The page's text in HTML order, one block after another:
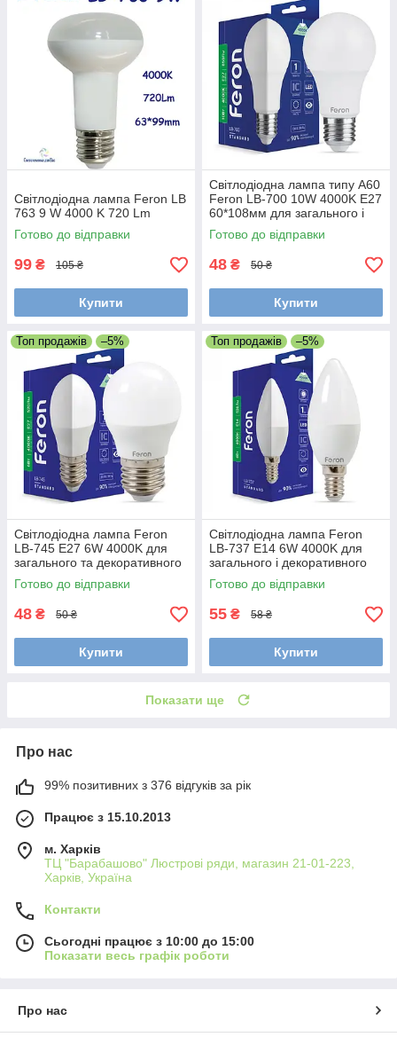
Світлодіодна лампа Feron LB
763 9 W 4000 K 720 Lm
Готово до відправки
99 ₴ 105 ₴
Купити
Світлодіодна лампа типу А60
Feron LB-700 10W 4000K Е27
60*108мм для загального і
декоративного освітлення
Готово до відправки
48 ₴ 50 ₴
Купити
Топ продажів –5%
Світлодіодна лампа Feron
LB-745 E27 6W 4000K для
загального та декоративного
освітлення
Готово до відправки
48 ₴ 50 ₴
Купити
Топ продажів –5%
Світлодіодна лампа Feron
LB-737 E14 6W 4000K для
загального і декоративного
освітлення
Готово до відправки
55 ₴ 58 ₴
Купити
Показати ще
Про нас
99% позитивних з 376 відгуків за рік
Працює з 15.10.2013
м. Харків
ТЦ "Барабашово" Люстрові ряди, магазин 21-01-223,
Харків, Україна
Контакти
Сьогодні працює з 10:00 до 15:00
Показати весь графік роботи
Про нас